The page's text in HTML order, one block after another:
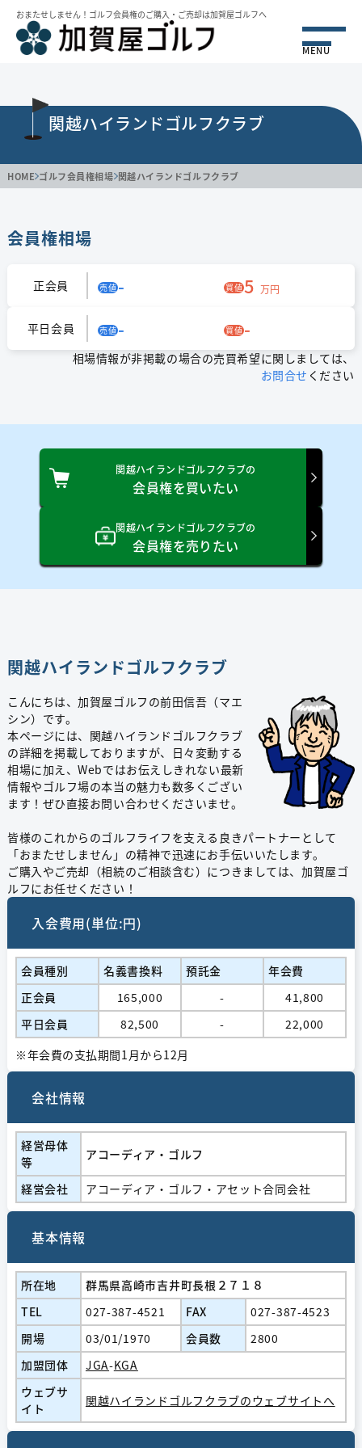
おまたせしません！ゴルフ会員権のご購⼊・ご売却は加賀屋ゴルフへ
MENU
関越ハイランドゴルフクラブ
HOME ゴルフ会員権相場 関越ハイランドゴルフクラブ
会員権相場
正会員 売値- 買値5 万円
平日会員 売値- 買値-
相場情報が非掲載の場合の売買希望に関しましては、
お問合せ ください
関越ハイランドゴルフクラブの
会員権を買いたい
関越ハイランドゴルフクラブの
会員権を売りたい
関越ハイランドゴルフクラブ
こんにちは、加賀屋ゴルフの前田信吾（マエ
シン）です。
本ページには、関越ハイランドゴルフクラブ
の詳細を掲載しておりますが、日々変動する
相場に加え、Webではお伝えしきれない最新
情報やゴルフ場の本当の魅力も数多くござい
ます！ぜひ直接お問い合わせくださいませ。
皆様のこれからのゴルフライフを支える良きパートナーとして
「おまたせしません」の精神で迅速にお手伝いいたします。
ご購入やご売却（相続のご相談含む）につきましては、加賀屋ゴ
ルフにお任せください！
入会費用(単位:円)
会員種別 名義書換料 預託金
年会費
正会員
165,000 -
41,800
平日会員
82,500 -
22,000
※年会費の支払期間1月から12月
会社情報
経営⺟体
等
アコーディア・ゴルフ
経営会社 アコーディア・ゴルフ・アセット合同会社
基本情報
所在地
群馬県高崎市吉井町長根２７１８
TEL
027-387-4521 FAX
027-387-4523
開場
03/01/1970 会員数
2800
加盟団体
JGA-KGA
ウェブサ
イト
関越ハイランドゴルフクラブのウェブサイトへ